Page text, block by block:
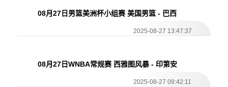
08月27日男篮美洲杯小组赛 美国男篮 - 巴西
2025-08-27 13:47:37
08月27日WNBA常规赛 西雅图风暴 - 印第安
2025-08-27 09:42:11